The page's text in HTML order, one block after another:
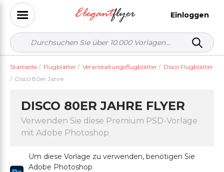
Einloggen
Startseite / Flugblätter / Veranstaltungsflugblätter / Disco Flugblätter
/ Disco 80er Jahre
DISCO 80ER JAHRE FLYER
Verwenden Sie diese Premium PSD-Vorlage
mit Adobe Photoshop
Um diese Vorlage zu verwenden, benötigen Sie
Adobe Photoshop